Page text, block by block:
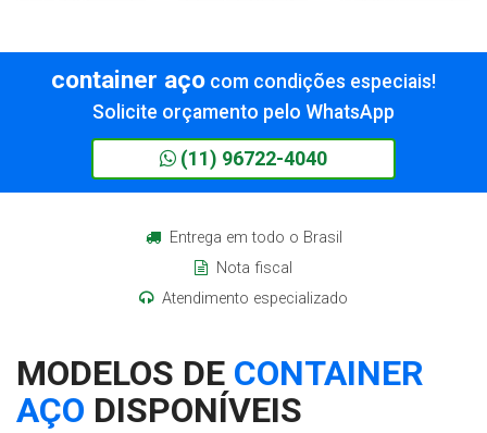
container aço com condições especiais!
Solicite orçamento pelo WhatsApp
(11) 96722-4040
Entrega em todo o Brasil
Nota fiscal
Atendimento especializado
MODELOS DE CONTAINER
AÇO DISPONÍVEIS